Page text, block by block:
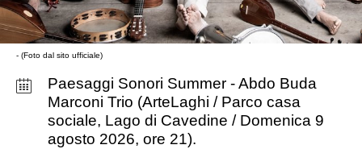
- (Foto dal sito ufficiale)
Paesaggi Sonori Summer - Abdo Buda
Marconi Trio (ArteLaghi / Parco casa
sociale, Lago di Cavedine / Domenica 9
agosto 2026, ore 21).